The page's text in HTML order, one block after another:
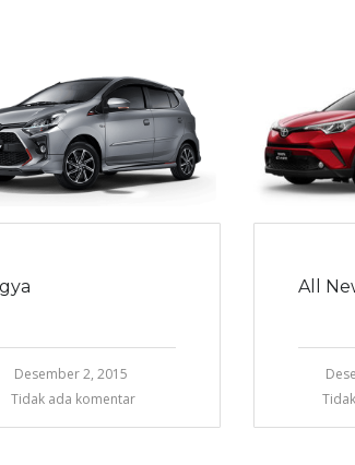
Desember 2, 2015
Tidak ada komentar
All